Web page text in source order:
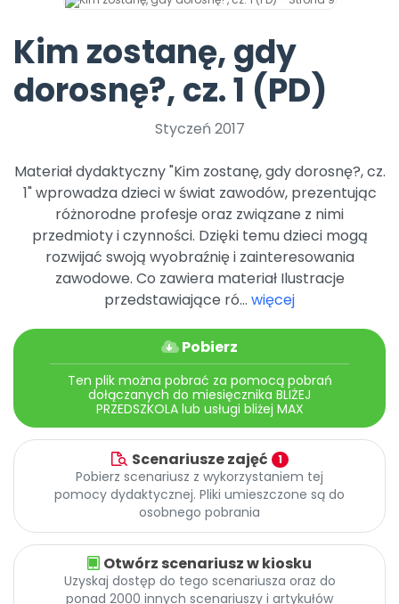
Archiwalne numery
Pomoc
Kim zostanę, gdy
dorosnę?, cz. 1 (PD)
Styczeń 2017
Materiał dydaktyczny "Kim zostanę, gdy dorosnę?, cz.
1" wprowadza dzieci w świat zawodów, prezentując
różnorodne profesje oraz związane z nimi
przedmioty i czynności. Dzięki temu dzieci mogą
rozwijać swoją wyobraźnię i zainteresowania
zawodowe. Co zawiera materiał Ilustracje
przedstawiające ró... więcej
Pobierz
Ten plik można pobrać za pomocą pobrań
dołączanych do miesięcznika BLIŻEJ
PRZEDSZKOLA lub usługi bliżej MAX
Scenariusze zajęć 1
Pobierz scenariusz z wykorzystaniem tej
pomocy dydaktycznej. Pliki umieszczone są do
osobnego pobrania
Otwórz scenariusz w kiosku
Uzyskaj dostęp do tego scenariusza oraz do
ponad 2000 innych scenariuszy i artykułów